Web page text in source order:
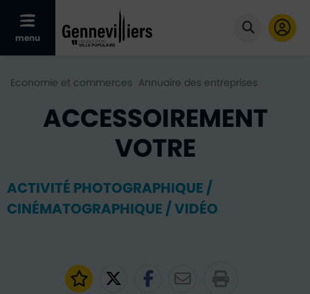
Afficher le menu mobile
menu Cliquer
Economie et commerces Annuaire des entreprises
ACCESSOIREMENT
VOTRE
ACTIVITÉ PHOTOGRAPHIQUE /
CINÉMATOGRAPHIQUE / VIDÉO
Ajouter aux favoris
Partager sur Twitter
Partager sur
Partager par